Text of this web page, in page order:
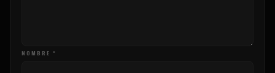
NOMBRE *